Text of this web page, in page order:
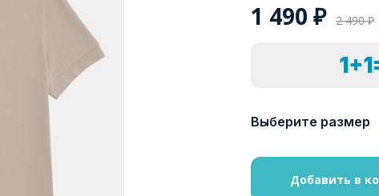
1 490 ₽ 2 490₽
Выберите размер
Добавить в